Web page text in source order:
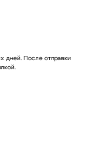
дней. После отправки